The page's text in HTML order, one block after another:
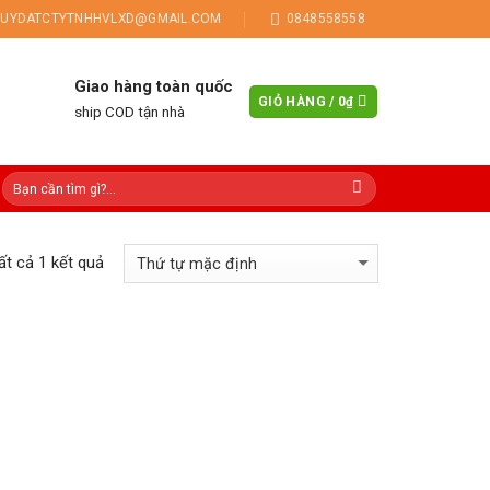
0848558558
Giao hàng toàn quốc
ship COD tận nhà
GIỎ HÀNG / 0₫
cả 1 kết quả